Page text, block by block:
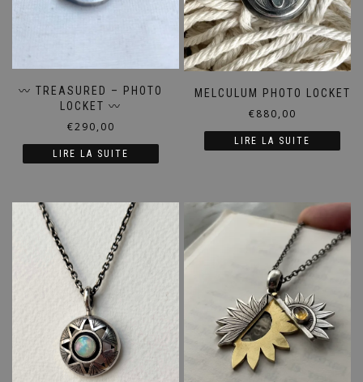
〰️ TREASURED – PHOTO
LOCKET 〰️
€290,00
LIRE LA SUITE
MELCULUM PHOTO LOCKET
€880,00
LIRE LA SUITE